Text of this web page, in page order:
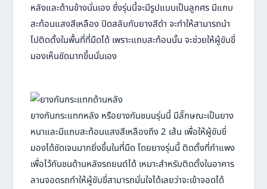
หลังและด้านข้างนั่นเอง ซึ่งรุ่นนี้จะมีรูปแบบเป็นลูกศร มีแถบ
สะท้อนแสงสีเหลือง ปิดสลับกับยางสีดำ จะทำให้สามารถนำ
ไปติดตั้งในพื้นที่ที่มืดได้ เพราะแถบสะท้อนนั้น จะช่วยให้ผู้ขับขี่
มองเห็นชัดมากขึ้นนั่นเอง
ยางกันกระแทกหลัง หรือยางกันชนนรุ่นนี้ มีลัักษณะเป็นยาง
หนาและมีแถบสะท้อนแสงสีเหลืองถึง 2 เส้น เพื่อให้ผู้ขับขี่
มองได้ชัดเจนมากยิ่งขึ้นในที่มืด โดยยางรุ่นนี้ ติดตั้งที่กำแพง
เพื่อไว้กันชนด้านหลังรถยนต์ได้ เหมาะสำหรับติดตั้งในอาคาร
ลานจอดรถทำให้ผู้ขับขี่สามารถมั่นใจได้เลยว่าจะเข้าจอดได้